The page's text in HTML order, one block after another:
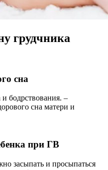
грудчника
сна
бодрствования. –
сна матери и
при ГВ
засыпать и просыпаться